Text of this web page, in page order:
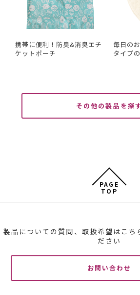
携帯に便利！防臭&消臭エチ
ケットポーチ
毎日の
タイプ
その他の製品を探
PAGE
TOP
製品についての質問、取扱希望はこち
ださい
お問い合わせ